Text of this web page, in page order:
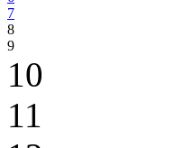
7
8
9
10
11